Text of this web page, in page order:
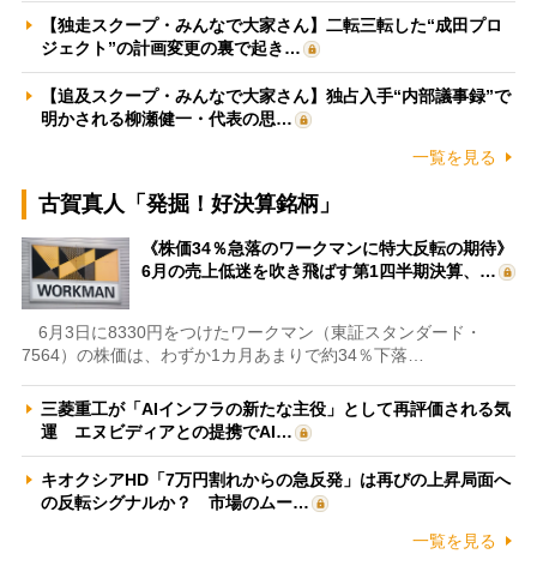
【独走スクープ・みんなで大家さん】二転三転した“成田プロ
ジェクト”の計画変更の裏で起き…
【追及スクープ・みんなで大家さん】独占入手“内部議事録”で
明かされる柳瀬健一・代表の思…
一覧を見る
古賀真人「発掘！好決算銘柄」
《株価34％急落のワークマンに特大反転の期待》
6月の売上低迷を吹き飛ばす第1四半期決算、…
6月3日に8330円をつけたワークマン（東証スタンダード・
7564）の株価は、わずか1カ月あまりで約34％下落…
三菱重工が「AIインフラの新たな主役」として再評価される気
運 エヌビディアとの提携でAI…
キオクシアHD「7万円割れからの急反発」は再びの上昇局面へ
の反転シグナルか？ 市場のムー…
一覧を見る